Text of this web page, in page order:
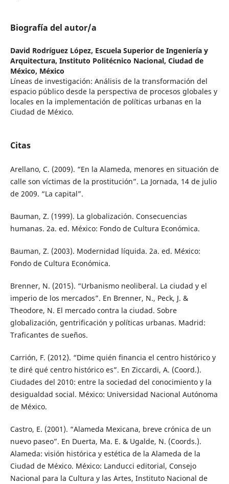
Biografía del autor/a
David Rodríguez López, Escuela Superior de Ingeniería y
Arquitectura, Instituto Politécnico Nacional, Ciudad de
México, México
Líneas de investigación: Análisis de la transformación del
espacio público desde la perspectiva de procesos globales y
locales en la implementación de políticas urbanas en la
Ciudad de México.
Citas
Arellano, C. (2009). “En la Alameda, menores en situación de
calle son víctimas de la prostitución”. La Jornada, 14 de julio
de 2009. “La capital”.
Bauman, Z. (1999). La globalización. Consecuencias
humanas. 2a. ed. México: Fondo de Cultura Económica.
Bauman, Z. (2003). Modernidad líquida. 2a. ed. México:
Fondo de Cultura Económica.
Brenner, N. (2015). “Urbanismo neoliberal. La ciudad y el
imperio de los mercados”. En Brenner, N., Peck, J. &
Theodore, N. El mercado contra la ciudad. Sobre
globalización, gentrificación y políticas urbanas. Madrid:
Traficantes de sueños.
Carrión, F. (2012). “Dime quién financia el centro histórico y
te diré qué centro histórico es”. En Ziccardi, A. (Coord.).
Ciudades del 2010: entre la sociedad del conocimiento y la
desigualdad social. México: Universidad Nacional Autónoma
de México.
Castro, E. (2001). “Alameda Mexicana, breve crónica de un
nuevo paseo”. En Duerta, Ma. E. & Ugalde, N. (Coords.).
Alameda: visión histórica y estética de la Alameda de la
Ciudad de México. México: Landucci editorial, Consejo
Nacional para la Cultura y las Artes, Instituto Nacional de